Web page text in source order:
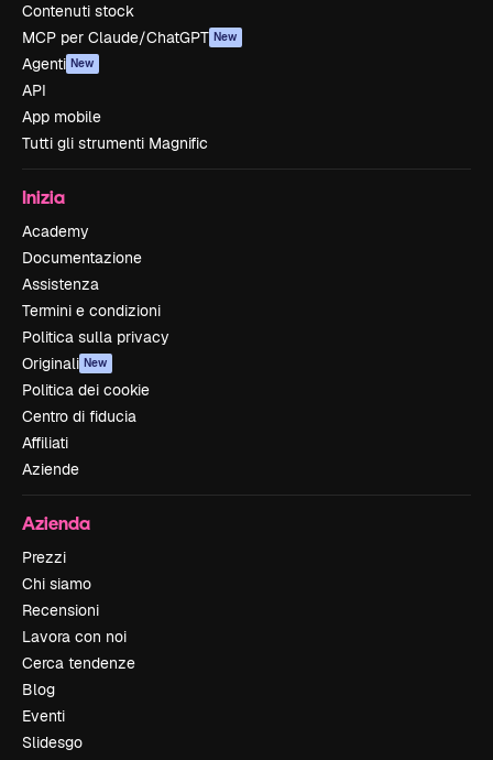
Contenuti stock
MCP per Claude/ChatGPT New
Agenti New
API
App mobile
Tutti gli strumenti Magnific
Inizia
Academy
Documentazione
Assistenza
Termini e condizioni
Politica sulla privacy
Originali New
Politica dei cookie
Centro di fiducia
Affiliati
Aziende
Azienda
Prezzi
Chi siamo
Recensioni
Lavora con noi
Cerca tendenze
Blog
Eventi
Slidesgo